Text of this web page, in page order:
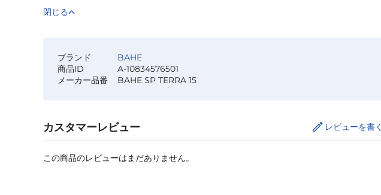
閉じる
ブランド
BAHE
商品ID
A-10834576501
メーカー品番
BAHE SP TERRA 15
カスタマーレビュー レビューを書く
この商品のレビューはまだありません。